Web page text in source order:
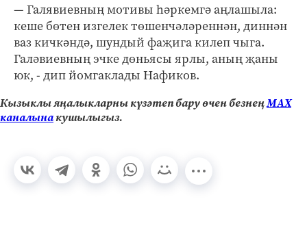
— Галявиевның мотивы һәркемгә аңлашыла:
кеше бөтен изгелек төшенчәләреннән, диннән
ваз кичкәндә, шундый фаҗига килеп чыга.
Галәвиевның эчке дөньясы ярлы, аның җаны
юк, - дип йомгаклады Нафиков.
Кызыклы яңалыкларны күзәтеп бару өчен безнеңМАХ
каналынакушылыгыз.